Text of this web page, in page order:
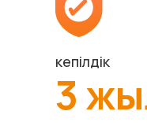
кепілдік
3